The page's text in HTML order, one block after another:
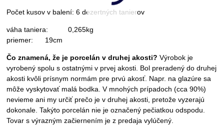
Počet kusov v balení: 6 dezertných tanierov
váha taniera: 0,265kg
priemer: 19cm
Čo znamená, že je porcelán v druhej akosti?Výrobok je
vyrobený spolu s ostatnými v prvej akosti. Bol preradený do druhej
akosti kvôli prísnym normám pre prvú akosť. Napr. na glazúre sa
môže vyskytovať malá bodka. V mnohých prípadoch (cca 90%)
nevieme ani my určiť prečo je v druhej akosti, pretože vyzerajú
dokonale. Takýto porcelán nie je označený pečiatkou odspodu.
Tovar s výrazným začiernením je z predaja vylúčený.